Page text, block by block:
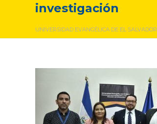
investigación
UNIVERSIDAD EVANGÉLICA DE EL SALVADOR